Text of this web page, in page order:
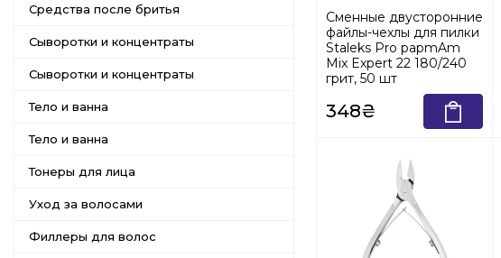
Средства после бритья
Сыворотки и концентраты
Сыворотки и концентраты
Тело и ванна
Тело и ванна
Тонеры для лица
Уход за волосами
Филлеры для волос
Сменные двусторонние
файлы-чехлы для пилки
Staleks Pro papmAm
Mix Expert 22 180/240
грит, 50 шт
348₴